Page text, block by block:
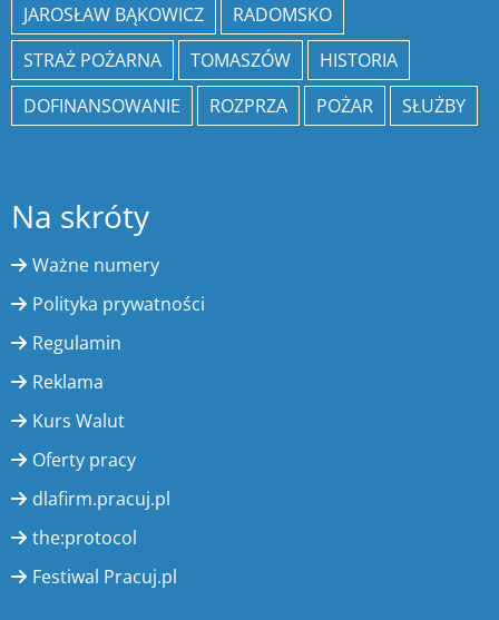
JAROSŁAW BĄKOWICZ
RADOMSKO
STRAŻ POŻARNA
TOMASZÓW
HISTORIA
DOFINANSOWANIE
ROZPRZA POŻAR SŁUŻBY
Na skróty
Ważne numery
Polityka prywatności
Regulamin
Reklama
Kurs Walut
Oferty pracy
dlafirm.pracuj.pl
the:protocol
Festiwal Pracuj.pl